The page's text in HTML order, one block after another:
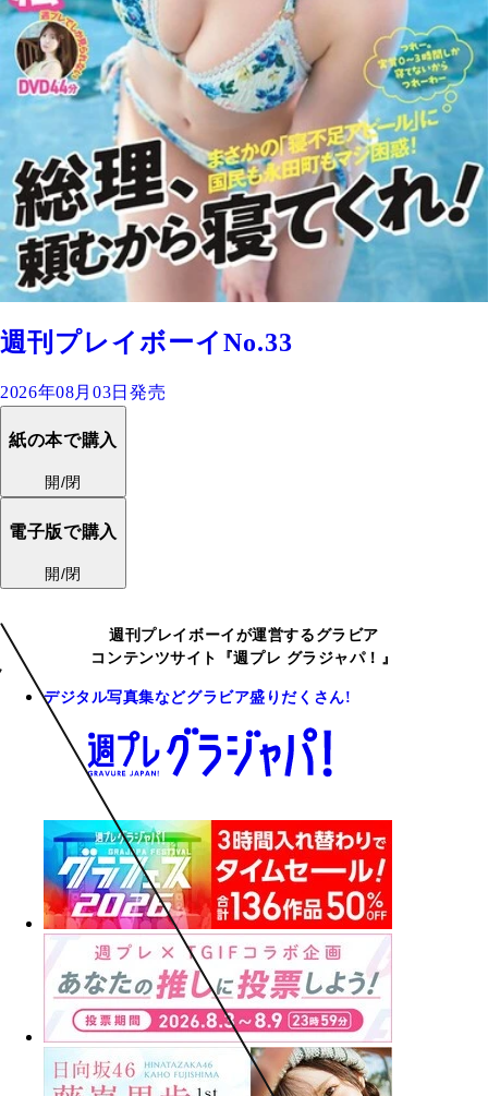
週刊プレイボーイNo.33
2026年08月03日発売
紙の本で購入
開/閉
電子版で購入
開/閉
週刊プレイボーイが運営するグラビア
コンテンツサイト『週プレ グラジャパ！』
デジタル写真集などグラビア盛りだくさん!